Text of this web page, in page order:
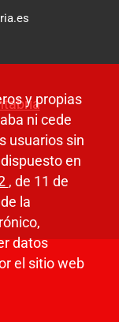
y propias
ni cede
usuarios sin
en
, de 11 de
la
datos
el sitio web